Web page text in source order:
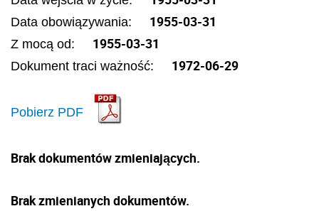
Data obowiązywania: 1955-03-31
Z mocą od: 1955-03-31
Dokument traci ważność: 1972-06-29
Pobierz PDF
Brak dokumentów zmieniających.
Brak zmienianych dokumentów.